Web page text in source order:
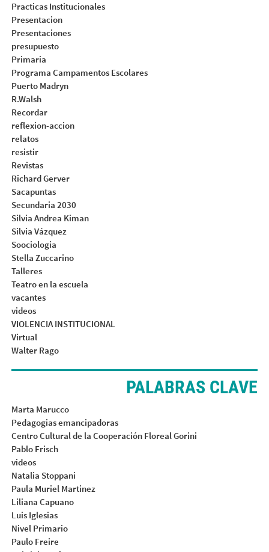
Practicas Institucionales
Presentacion
Presentaciones
presupuesto
Primaria
Programa Campamentos Escolares
Puerto Madryn
R.Walsh
Recordar
reflexion-accion
relatos
resistir
Revistas
Richard Gerver
Sacapuntas
Secundaria 2030
Silvia Andrea Kiman
Silvia Vázquez
Soociologia
Stella Zuccarino
Talleres
Teatro en la escuela
vacantes
videos
VIOLENCIA INSTITUCIONAL
Virtual
Walter Rago
PALABRAS CLAVE
Marta Marucco
Pedagogias emancipadoras
Centro Cultural de la Cooperación Floreal Gorini
Pablo Frisch
videos
Natalia Stoppani
Paula Muriel Martinez
Liliana Capuano
Luis Iglesias
Nivel Primario
Paulo Freire